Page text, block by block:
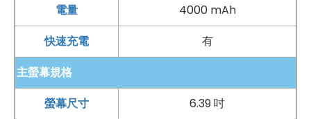
機 2 高配版前置 2,000 萬
鏡頭、F2.2光圈
美顏、自拍實時美顏、人像模式等功能，讓精彩時刻不錯
過。此外，透過光感螢幕指紋辨識、人臉識別，讓手機解
鎖更快速。
電量
4000 mAh
快速充電
有
主螢幕規格
螢幕尺寸
6.39 吋